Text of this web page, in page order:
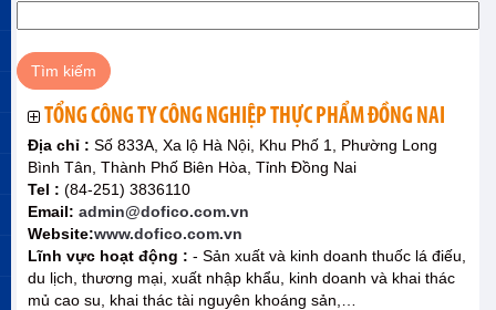
TỔNG CÔNG TY CÔNG NGHIỆP THỰC PHẨM ĐỒNG NAI
Địa chỉ : Số 833A, Xa lộ Hà Nội, Khu Phố 1, Phường Long
Bình Tân, Thành Phố Biên Hòa, Tỉnh Đồng Nai
Tel : (84-251) 3836110
Email: admin@dofico.com.vn
Website:www.dofico.com.vn
Lĩnh vực hoạt động : - Sản xuất và kinh doanh thuốc lá điếu,
du lịch, thương mại, xuất nhập khẩu, kinh doanh và khai thác
mủ cao su, khai thác tài nguyên khoáng sản,…